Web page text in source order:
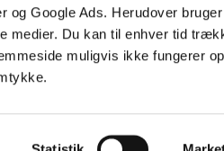
og Google Ads. Herudover
medier. Du kan til enhver tid
muligvis ikke fungerer
Kontakt receptionen
+45 70 24 00 00